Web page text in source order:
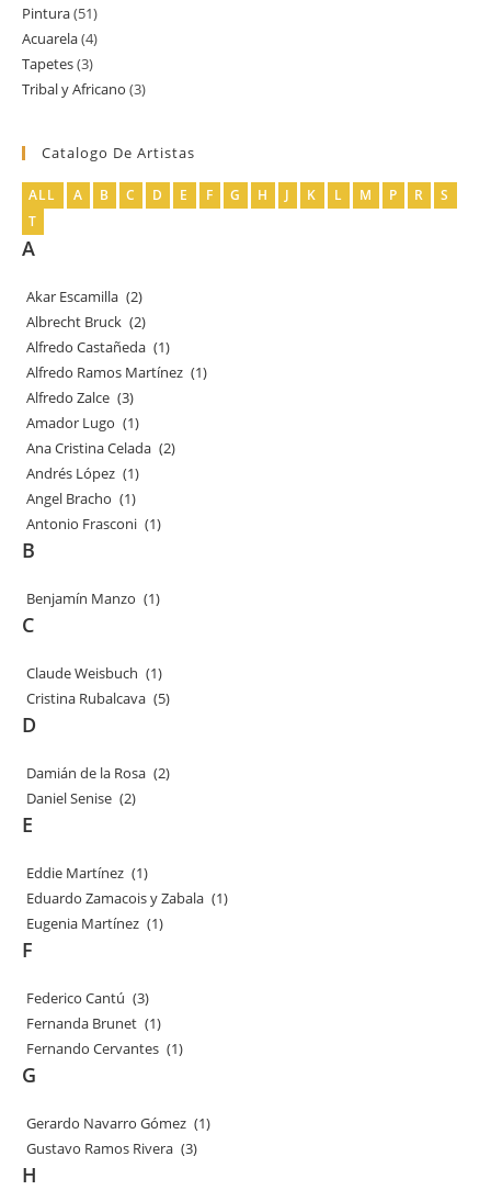
producto
Pintura 5151
productos
Acuarela 44
productos
Tapetes 33
productos
Tribal y Africano 33
Catalogo De Artistas
ALL A B C D E F G H J K L M P R
S
T
A
Akar Escamilla (2)
Albrecht Bruck (2)
Alfredo Castañeda (1)
Alfredo Ramos Martínez (1)
Alfredo Zalce (3)
Amador Lugo (1)
Ana Cristina Celada (2)
Andrés López (1)
Angel Bracho (1)
Antonio Frasconi (1)
B
Benjamín Manzo (1)
C
Claude Weisbuch (1)
Cristina Rubalcava (5)
D
Damián de la Rosa (2)
Daniel Senise (2)
E
Eddie Martínez (1)
Eduardo Zamacois y Zabala (1)
Eugenia Martínez (1)
F
Federico Cantú (3)
Fernanda Brunet (1)
Fernando Cervantes (1)
G
Gerardo Navarro Gómez (1)
Gustavo Ramos Rivera (3)
H